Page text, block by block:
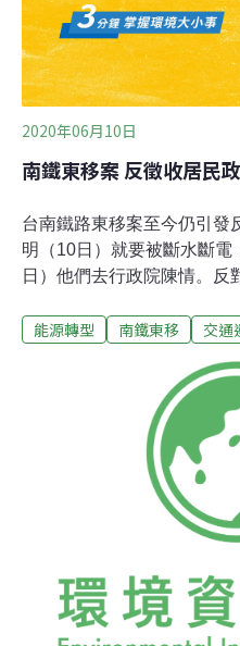
2020年06月10日
南鐵東移案 反徵收居民
台南鐵路東移案至今仍引發
明（10日）就要被斷水斷
日）他們去行政院陳情。反
樣是強徵民宅，但民進黨對
卻沒有受到公平對待。自救
敗，四月時居民一審敗訴，
荒謬說法，他們已經提出二
能源轉型 南鐵東移 交通